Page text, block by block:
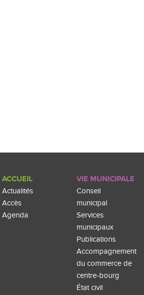
ACCUEIL
Actualités
Accès
Agenda
VIE MUNICIPALE
Conseil
municipal
Services
municipaux
Publications
Accompagnement
du commerce de
centre-bourg
État civil